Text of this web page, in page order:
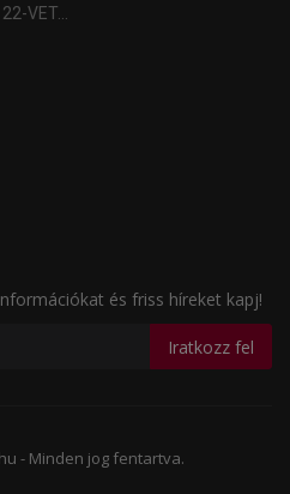
VET...
és friss híreket kapj!
Iratkozz fel
- Minden jog fentartva.